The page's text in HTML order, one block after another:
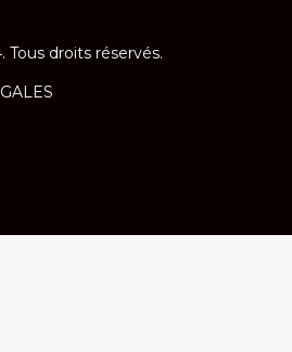
Tous droits réservés.